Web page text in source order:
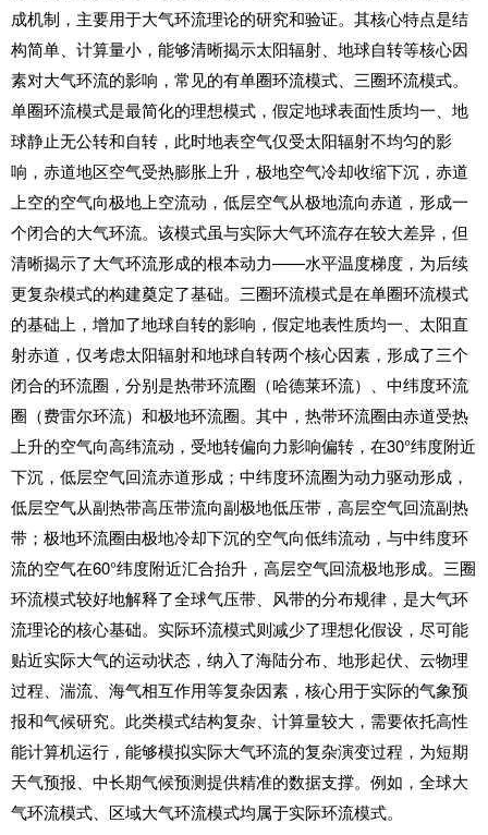
成机制，主要用于大气环流理论的研究和验证。其核心特点是结
构简单、计算量小，能够清晰揭示太阳辐射、地球自转等核心因
素对大气环流的影响，常见的有单圈环流模式、三圈环流模式。
单圈环流模式是最简化的理想模式，假定地球表面性质均一、地
球静止无公转和自转，此时地表空气仅受太阳辐射不均匀的影
响，赤道地区空气受热膨胀上升，极地空气冷却收缩下沉，赤道
上空的空气向极地上空流动，低层空气从极地流向赤道，形成一
个闭合的大气环流。该模式虽与实际大气环流存在较大差异，但
清晰揭示了大气环流形成的根本动力——水平温度梯度，为后续
更复杂模式的构建奠定了基础。三圈环流模式是在单圈环流模式
的基础上，增加了地球自转的影响，假定地表性质均一、太阳直
射赤道，仅考虑太阳辐射和地球自转两个核心因素，形成了三个
闭合的环流圈，分别是热带环流圈（哈德莱环流）、中纬度环流
圈（费雷尔环流）和极地环流圈。其中，热带环流圈由赤道受热
上升的空气向高纬流动，受地转偏向力影响偏转，在30°纬度附近
下沉，低层空气回流赤道形成；中纬度环流圈为动力驱动形成，
低层空气从副热带高压带流向副极地低压带，高层空气回流副热
带；极地环流圈由极地冷却下沉的空气向低纬流动，与中纬度环
流的空气在60°纬度附近汇合抬升，高层空气回流极地形成。三圈
环流模式较好地解释了全球气压带、风带的分布规律，是大气环
流理论的核心基础。实际环流模式则减少了理想化假设，尽可能
贴近实际大气的运动状态，纳入了海陆分布、地形起伏、云物理
过程、湍流、海气相互作用等复杂因素，核心用于实际的气象预
报和气候研究。此类模式结构复杂、计算量较大，需要依托高性
能计算机运行，能够模拟实际大气环流的复杂演变过程，为短期
天气预报、中长期气候预测提供精准的数据支撑。例如，全球大
气环流模式、区域大气环流模式均属于实际环流模式。